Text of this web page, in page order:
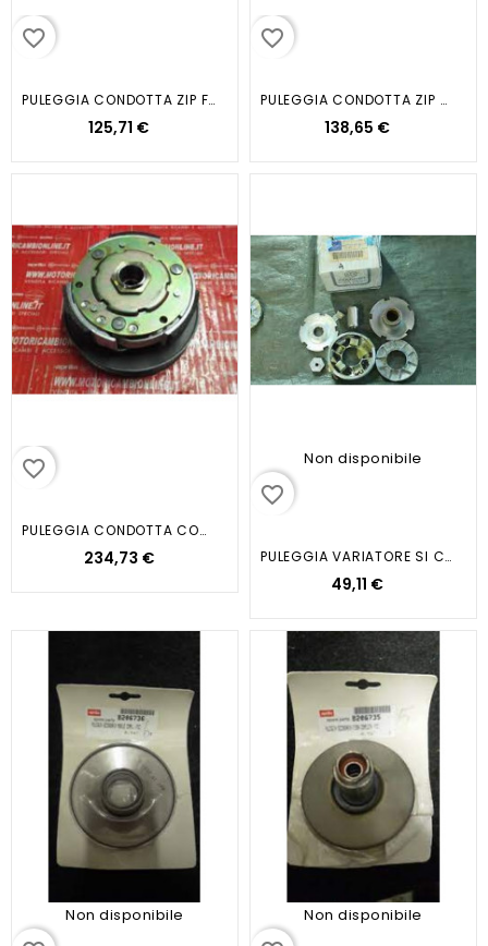
favorite_border
PULEGGIA CONDOTTA ZIP FLY...
125,71 €
favorite_border
PULEGGIA CONDOTTA ZIP SFERA NRG...
138,65 €
favorite_border
PULEGGIA CONDOTTA COMPL.FRIZIONE...
234,73 €
Non disponibile
favorite_border
PULEGGIA VARIATORE SI CIAO BRAVO
49,11 €
Non disponibile Non disponibile